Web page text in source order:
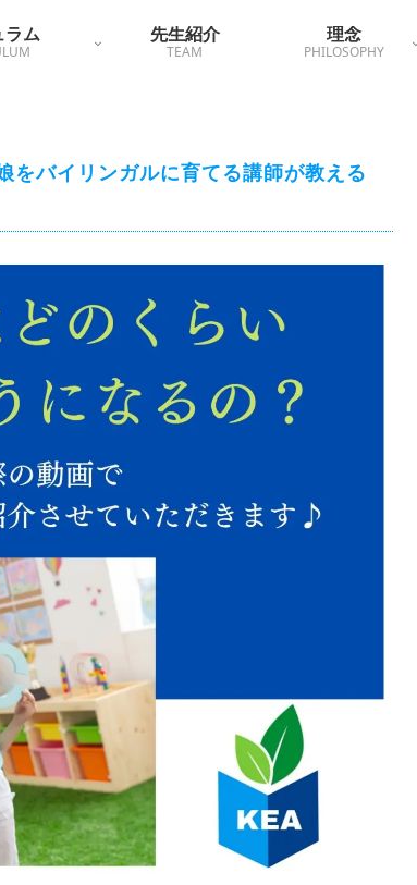
ラム
先生紹介
TEAM
理念
PHILOSOPHY
バイリンガルに育てる講師が教える